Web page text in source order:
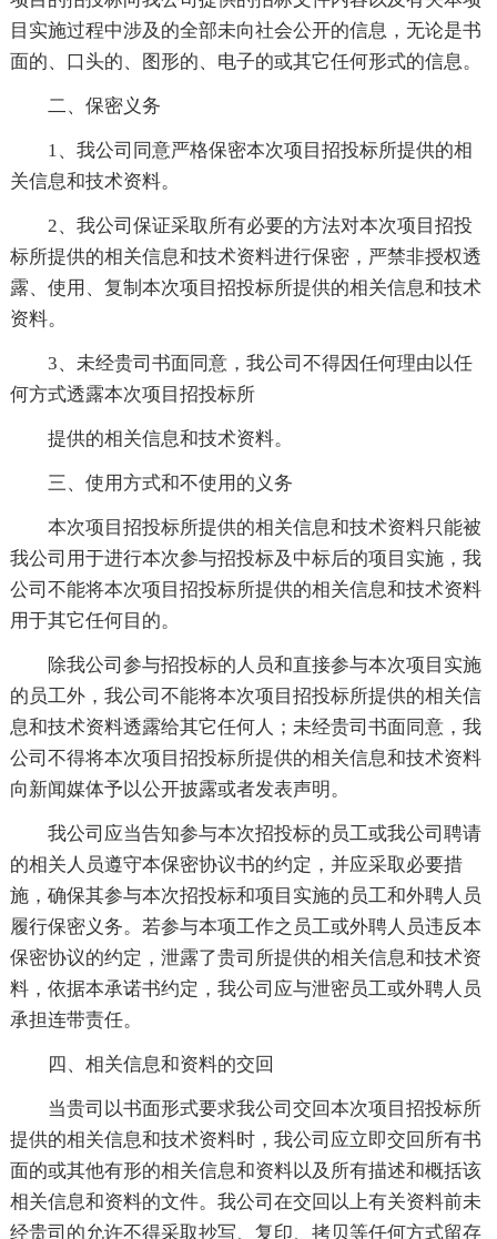
目实施过程中涉及的全部未向社会公开的信息，无论是书
面的、口头的、图形的、电子的或其它任何形式的信息。
二、保密义务
1、我公司同意严格保密本次项目招投标所提供的相
关信息和技术资料。
2、我公司保证采取所有必要的方法对本次项目招投
标所提供的相关信息和技术资料进行保密，严禁非授权透
露、使用、复制本次项目招投标所提供的相关信息和技术
资料。
3、未经贵司书面同意，我公司不得因任何理由以任
何方式透露本次项目招投标所
提供的相关信息和技术资料。
三、使用方式和不使用的义务
本次项目招投标所提供的相关信息和技术资料只能被
我公司用于进行本次参与招投标及中标后的项目实施，我
公司不能将本次项目招投标所提供的相关信息和技术资料
用于其它任何目的。
除我公司参与招投标的人员和直接参与本次项目实施
的员工外，我公司不能将本次项目招投标所提供的相关信
息和技术资料透露给其它任何人；未经贵司书面同意，我
公司不得将本次项目招投标所提供的相关信息和技术资料
向新闻媒体予以公开披露或者发表声明。
我公司应当告知参与本次招投标的员工或我公司聘请
的相关人员遵守本保密协议书的约定，并应采取必要措
施，确保其参与本次招投标和项目实施的员工和外聘人员
履行保密义务。若参与本项工作之员工或外聘人员违反本
保密协议的约定，泄露了贵司所提供的相关信息和技术资
料，依据本承诺书约定，我公司应与泄密员工或外聘人员
承担连带责任。
四、相关信息和资料的交回
当贵司以书面形式要求我公司交回本次项目招投标所
提供的相关信息和技术资料时，我公司应立即交回所有书
面的或其他有形的相关信息和资料以及所有描述和概括该
相关信息和资料的文件。我公司在交回以上有关资料前未
经贵司的允许不得采取抄写、复印、拷贝等任何方式留存